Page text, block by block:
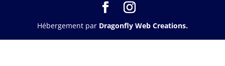
Hébergement par Dragonfly Web Creations.